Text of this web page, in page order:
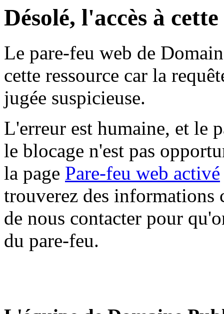
Désolé, l'accès à
Le pare-feu web de
cette ressource car la
jugée suspicieuse.
L'erreur est humaine, et le
le blocage n'est pas
la page Pare-feu web activé
trouverez des informations
de nous contacter pour
du pare-feu.